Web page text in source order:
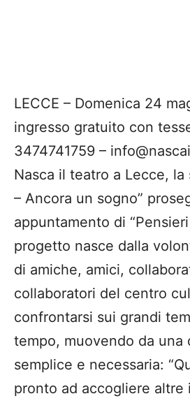
LECCE – Domenica 24
ingresso gratuito con
3474741759 –
Nasca il teatro a Lecce, la
– Ancora un sogno”
appuntamento di
progetto nasce dalla
di amiche, amici,
collaboratori del centro
confrontarsi sui grandi
tempo, muovendo da una
semplice e necessaria:
pronto ad accogliere altre